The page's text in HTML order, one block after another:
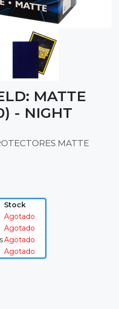
MATTE
- NIGHT
MATTE
Stock
Agotado
Agotado
Agotado
Agotado